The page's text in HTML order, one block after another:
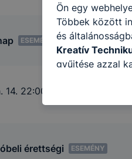
ESEMÉNY
14. 22:00
érettségi ESEMÉNY
Ön egy
Többek között
és
Kreatív
gyűjtése azzal
felmérésével,
így
ismét
automatikusan